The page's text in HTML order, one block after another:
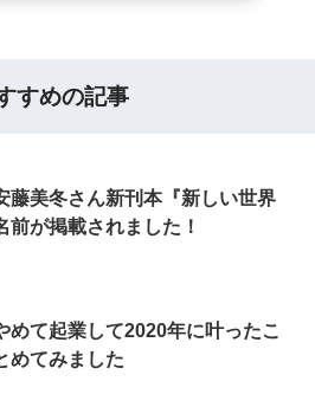
すめの記事
藤美冬さん新刊本『新しい世界
前が掲載されました！
めて起業して2020年に叶ったこ
めてみました